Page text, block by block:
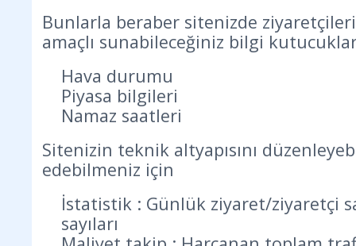
Bunlarla beraber sitenizde
amaçlı sunabileceğiniz bilgi
Hava durumu
Piyasa bilgileri
Namaz saatleri
Sitenizin teknik altyapısını
edebilmeniz için
İstatistik : Günlük ziyaret/ziyaretçi
sayıları